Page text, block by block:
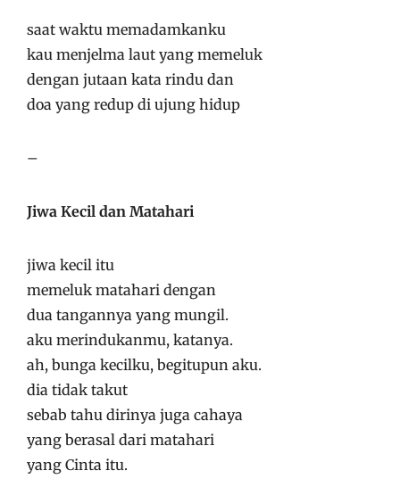
saat waktu memadamkanku
kau menjelma laut yang memeluk
dengan jutaan kata rindu dan
doa yang redup di ujung hidup
–
Jiwa Kecil dan Matahari
jiwa kecil itu
memeluk matahari dengan
dua tangannya yang mungil.
aku merindukanmu, katanya.
ah, bunga kecilku, begitupun aku.
dia tidak takut
sebab tahu dirinya juga cahaya
yang berasal dari matahari
yang Cinta itu.